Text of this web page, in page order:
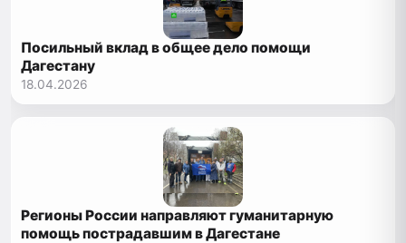
Посильный вклад в общее дело помощи
Дагестану
18.04.2026
Регионы России направляют гуманитарную
помощь пострадавшим в Дагестане